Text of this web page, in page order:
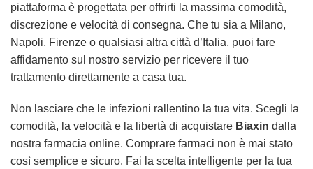
piattaforma è progettata per offrirti la massima comodità,
discrezione e velocità di consegna. Che tu sia a Milano,
Napoli, Firenze o qualsiasi altra città d’Italia, puoi fare
affidamento sul nostro servizio per ricevere il tuo
trattamento direttamente a casa tua.
Non lasciare che le infezioni rallentino la tua vita. Scegli la
comodità, la velocità e la libertà di acquistare Biaxin dalla
nostra farmacia online. Comprare farmaci non è mai stato
così semplice e sicuro. Fai la scelta intelligente per la tua